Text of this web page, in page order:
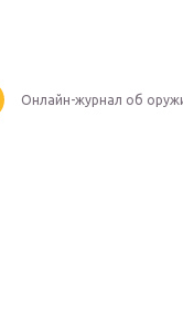
Онлайн-журнал об